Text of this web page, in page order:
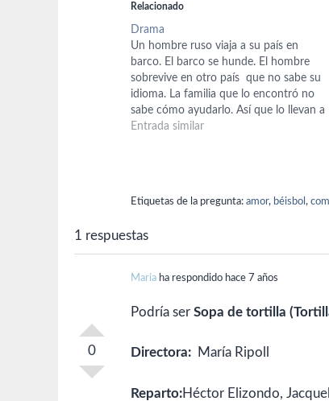
Relacionado
Drama
Un hombre ruso viaja a su país en
barco. El barco se hunde. El hombre
sobrevive en otro país que no sabe su
idioma. La familia que lo encontró no
sabe cómo ayudarlo. Así que lo llevan a
otro lado donde tampoco saben de
Entrada similar
Etiquetas de la pregunta: amor, béisbol ,
1 respuestas
0
Maria ha respondido hace 7 años
Podría ser Sopa de tortilla
Directora: María Ripoll
Reparto:Héctor Elizondo,